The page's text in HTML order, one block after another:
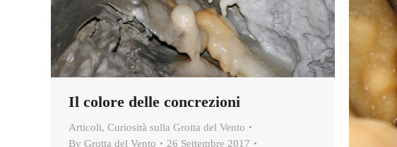
Il colore delle concrezioni
Articoli, Curiosità sulla Grotta del Vento
By Grotta del Vento
26 Settembre 2017